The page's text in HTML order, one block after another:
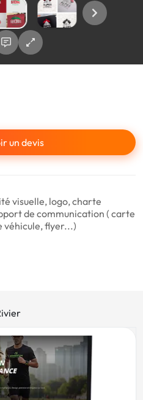
un devis
visuelle, logo, charte
de communication ( carte
véhicule, flyer...)